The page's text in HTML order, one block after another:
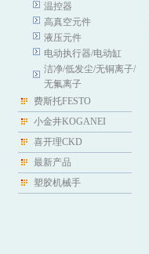
温控器
高真空元件
液压元件
电动执行器/电动缸
洁净/低发尘/无铜离子/
无氟离子
费斯托FESTO
小金井KOGANEI
喜开理CKD
最新产品
塑胶机械手